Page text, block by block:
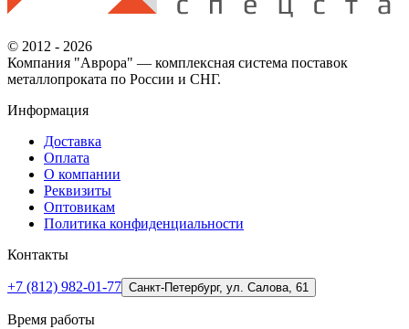
© 2012 - 2026
Компания "Аврора" — комплексная система поставок
металлопроката по России и СНГ.
Информация
Доставка
Оплата
О компании
Реквизиты
Оптовикам
Политика конфиденциальности
Контакты
+7 (812) 982-01-77 Санкт-Петербург, ул. Салова, 61
Время работы